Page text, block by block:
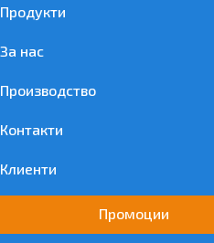
Продукти
За нас
Производство
Контакти
Клиенти
Промоции